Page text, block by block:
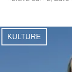
KULTURE